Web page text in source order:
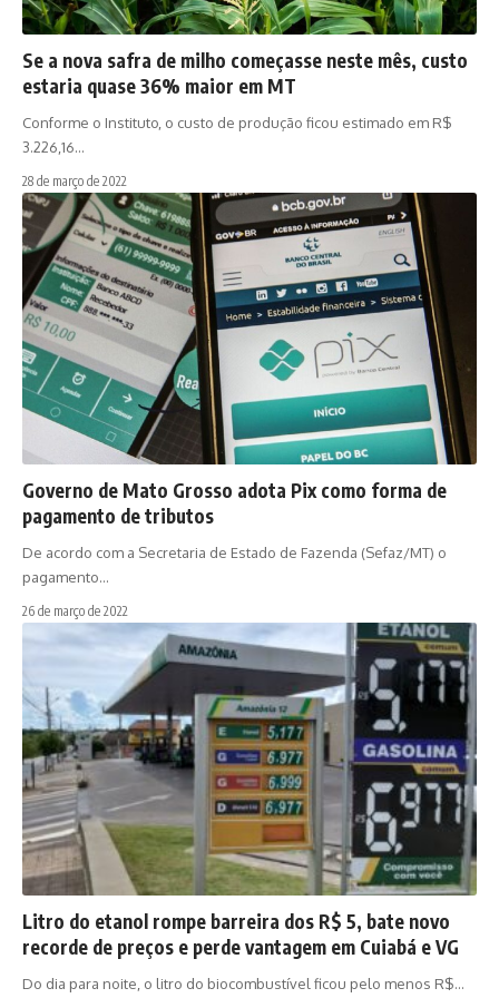
Se a nova safra de milho começasse neste mês, custo
estaria quase 36% maior em MT
Conforme o Instituto, o custo de produção ficou estimado em R$
3.226,16…
28 de março de 2022
Governo de Mato Grosso adota Pix como forma de
pagamento de tributos
De acordo com a Secretaria de Estado de Fazenda (Sefaz/MT) o
pagamento…
26 de março de 2022
Litro do etanol rompe barreira dos R$ 5, bate novo
recorde de preços e perde vantagem em Cuiabá e VG
Do dia para noite, o litro do biocombustível ficou pelo menos R$…